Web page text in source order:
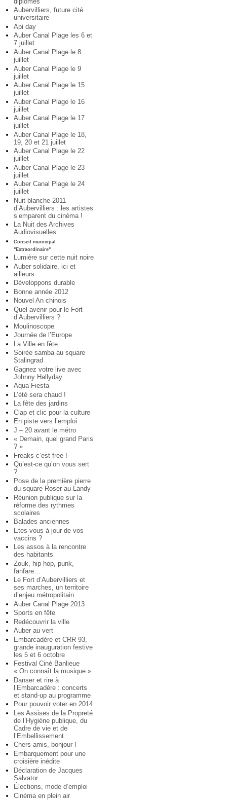
Aubervilliers, future cité
universitaire
Api day
Auber Canal Plage les 6 et
7 juillet
Auber Canal Plage le 8
juillet
Auber Canal Plage le 9
juillet
Auber Canal Plage le 15
juillet
Auber Canal Plage le 16
juillet
Auber Canal Plage le 17
juillet
Auber Canal Plage le 18,
19, 20 et 21 juillet
Auber Canal Plage le 22
juillet
Auber Canal Plage le 23
juillet
Auber Canal Plage le 24
juillet
Nuit blanche 2011
d’Aubervilliers : les artistes
s’emparent du cinéma !
La Nuit des Archives
Audiovisuelles
Conseil municipal
"Extraordinaire"
Lumière sur cette nuit noire
Auber solidaire, ici et
ailleurs
Développons durable
Bonne année 2012
Nouvel An chinois
Quel avenir pour le Fort
d’Aubervilliers ?
Moulinoscope
Journée de l’Europe
La Ville en fête
Soirée samba au square
Stalingrad
Gagnez votre live avec
Johnny Hallyday
Aqua Fiesta
L’été sera chaud !
La fête des jardins
Clap et clic pour la culture
En piste vers l’emploi
J – 20 avant le métro
« Demain, quel grand Paris
? »
Freaks c’est free !
Qu’est-ce qu’on vous sert
?
Pose de la première pierre
du square Roser au Landy
Réunion publique sur la
réforme des rythmes
scolaires
Balades anciennes
Etes-vous à jour de vos
vaccins ?
Les assos à la rencontre
des habitants
Zouk, hip hop, punk,
fanfare…
Le Fort d’Aubervilliers et
ses marches, un territoire
d’enjeu métropolitain
Auber Canal Plage 2013
Sports en fête
Redécouvrir la ville
Auber au vert
Embarcadère et CRR 93,
grande inauguration festive
les 5 et 6 octobre
Festival Ciné Banlieue
« On connaît la musique »
Danser et rire à
l’Embarcadère : concerts
et stand-up au programme
Pour pouvoir voter en 2014
Les Assises de la Propreté
de l’Hygiène publique, du
Cadre de vie et de
l’Embellissement
Chers amis, bonjour !
Embarquement pour une
croisière inédite
Déclaration de Jacques
Salvator
Élections, mode d’emploi
Cinéma en plein air